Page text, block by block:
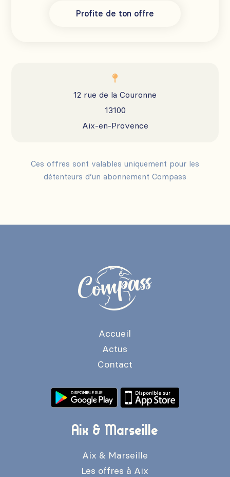
Profite de ton offre

12 rue de la Couronne
13100
Aix-en-Provence
Ces offres sont valables uniquement pour les
détenteurs d’un abonnement Compass
Accueil
Actus
Contact
Aix & Marseille
Aix & Marseille
Les offres à Aix